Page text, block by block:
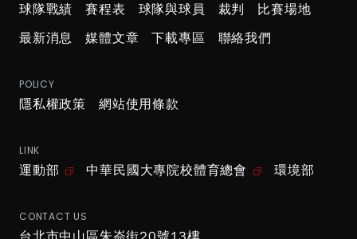
球隊戰績 賽程表 球隊與球員 裁判
比賽場地
最新消息
媒體文章 下載專區 聯絡我們
POLICY
隱私權政策 網站使用條款
LINK
運動部 中華民國大專院校體育總會 環境部
CONTACT US